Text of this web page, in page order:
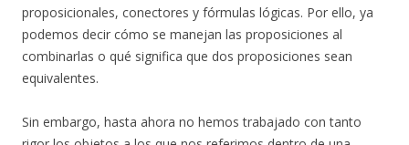
proposicionales, conectores y fórmulas lógicas. Por ello, ya
podemos decir cómo se manejan las proposiciones al
combinarlas o qué significa que dos proposiciones sean
equivalentes.
Sin embargo, hasta ahora no hemos trabajado con tanto